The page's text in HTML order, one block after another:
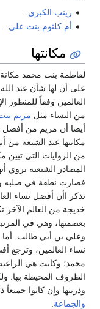
زينب الكبرى
أم كلثوم بنت علي
مكانتها
لفاطمة بنت محمد
على أن لها شأن عند
العالمين وفقاً للمنظور
من النساء مثل مريم
أيضا أن مريم من أفضل
مكانتها عند الشيعة من
من الروايات التي تبين
المصادر الشيعية تروي
فصارت نطفة في صلبه
تذكر اأن أفضل نساء
خديجة من العالم الآخر
بعصمتها، وهي في
وعلي بن أبي طالب. أما
نساء العالمين، وترجع
محمد؛ وكانت هي
الظروف المحيطة بها.
وذريتها وإن كانوا
والجماعة